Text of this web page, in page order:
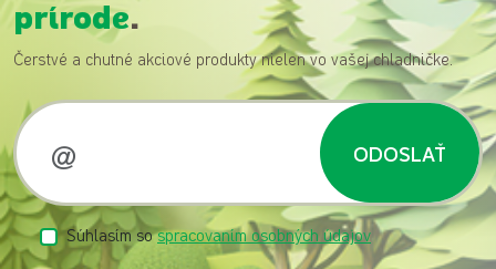
prírode.
Čerstvé a chutné akciové produkty nielen vo vašej chladničke.
ODOSLAŤ
Súhlasím sospracovaním osobných údajov